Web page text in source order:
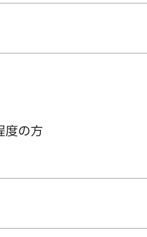
度の方